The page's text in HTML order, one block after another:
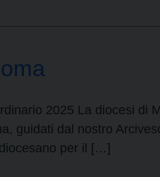
2025 La diocesi di
guidati dal nostro
per il […]